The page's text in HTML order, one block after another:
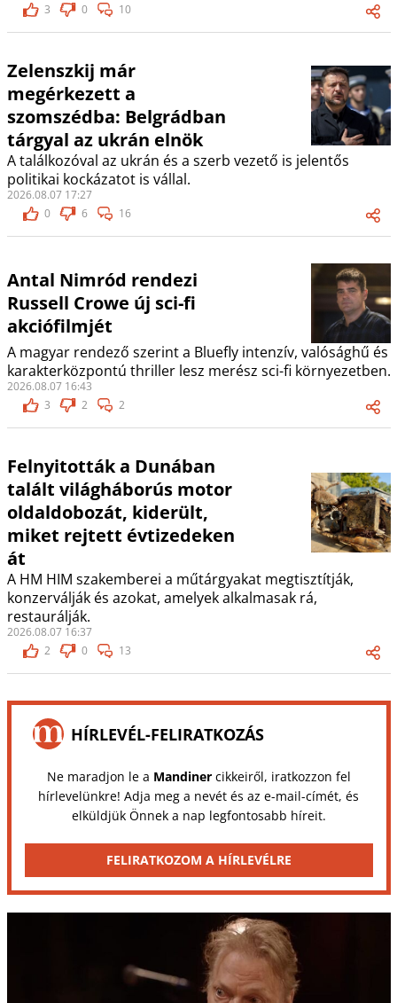
3
0 10
Zelenszkij már
megérkezett a
szomszédba: Belgrádban
tárgyal az ukrán elnök
A találkozóval az ukrán és a szerb vezető is jelentős
politikai kockázatot is vállal.
2026.08.07 17:27
0
6 16
Antal Nimród rendezi
Russell Crowe új sci-fi
akciófilmjét
A magyar rendező szerint a Bluefly intenzív, valósághű és
karakterközpontú thriller lesz merész sci-fi környezetben.
2026.08.07 16:43
3
2 2
Felnyitották a Dunában
talált világháborús motor
oldaldobozát, kiderült,
miket rejtett évtizedeken
át
A HM HIM szakemberei a műtárgyakat megtisztítják,
konzerválják és azokat, amelyek alkalmasak rá,
restaurálják.
2026.08.07 16:37
2
0 13
HÍRLEVÉL-FELIRATKOZÁS
Ne maradjon le a Mandinercikkeiről, iratkozzon fel
hírlevelünkre! Adja meg a nevét és az e-mail-címét, és
elküldjük Önnek a nap legfontosabb híreit.
FELIRATKOZOM A HÍRLEVÉLRE